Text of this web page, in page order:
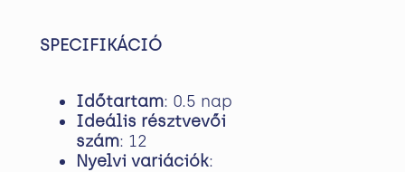
SPECIFIKÁCIÓ
Időtartam: 0.5 nap
Ideális résztvevői
szám: 12
Nyelvi variációk: